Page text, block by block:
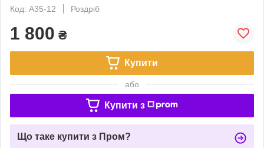
Код: A35-12
Роздріб
1 800 ₴
Купити
або
Купити з
Що таке купити з Пром?